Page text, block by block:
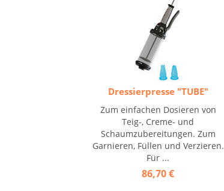
Dressierpresse "TUBE"
Zum einfachen Dosieren von
Teig-, Creme- und
Schaumzubereitungen. Zum
Garnieren, Füllen und Verzieren.
Für ...
86,70 €